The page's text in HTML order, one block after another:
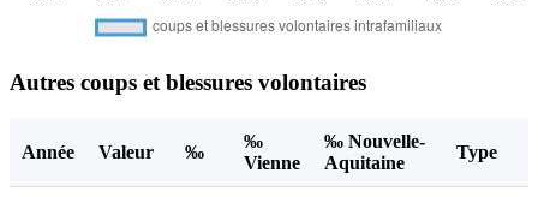
Autres coups et blessures volontaires
Année Valeur ‰
‰
Vienne
‰ Nouvelle-
Aquitaine
Type